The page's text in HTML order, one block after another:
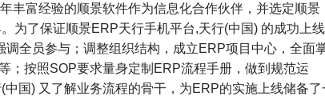
丰富经验的顺景软件作为信息化合作伙伴，并选定顺景
为了保证顺景ERP天行手机平台,天行(中国) 的成功上线
调全员参与；调整组织结构，成立ERP项目中心，全面
；按照SOP要求量身定制ERP流程手册，做到规范运
国) 又了解业务流程的骨干，为ERP的实施上线储备了